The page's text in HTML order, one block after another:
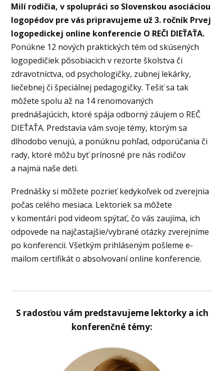
Milí rodičia, v spolupráci so Slovenskou asociáciou
logopédov pre vás pripravujeme už 3. ročník Prvej
logopedickej online konferencie O REČI DIEŤAŤA.
Ponúkne 12 nových praktických tém od skúsených
logopedičiek pôsobiacich v rezorte školstva či
zdravotníctva, od psychologičky, zubnej lekárky,
liečebnej či špeciálnej pedagogičky. Tešiť sa tak
môžete spolu až na 14 renomovaných
prednášajúcich, ktoré spája odborný záujem o REČ
DIEŤAŤA. Predstavia vám svoje témy, ktorým sa
dlhodobo venujú, a ponúknu pohľad, odporúčania či
rady, ktoré môžu byť prínosné pre nás rodičov
a najmä naše deti.
Prednášky si môžete pozrieť kedykoľvek od zverejnia
počas celého mesiaca. Lektoriek sa môžete
v komentári pod videom spýtať, čo vás zaujíma, ich
odpovede na najčastajšie/vybrané otázky zverejníme
po konferencii. Všetkým prihláseným pošleme e-
mailom certifikát o absolvovaní online konferencie.
S radosťou vám predstavujeme lektorky a ich
konferenčné témy: